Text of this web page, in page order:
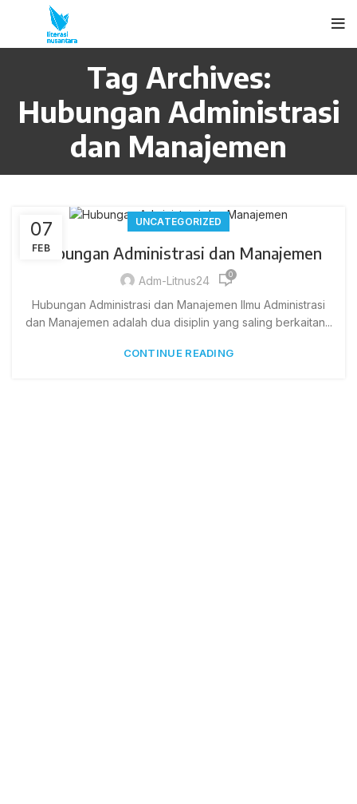
Tag Archives:
Hubungan Administrasi
dan Manajemen
07
FEB
UNCATEGORIZED
Hubungan Administrasi dan Manajemen
Adm-Litnus24 0
Hubungan Administrasi dan Manajemen Ilmu Administrasi
dan Manajemen adalah dua disiplin yang saling berkaitan...
CONTINUE READING